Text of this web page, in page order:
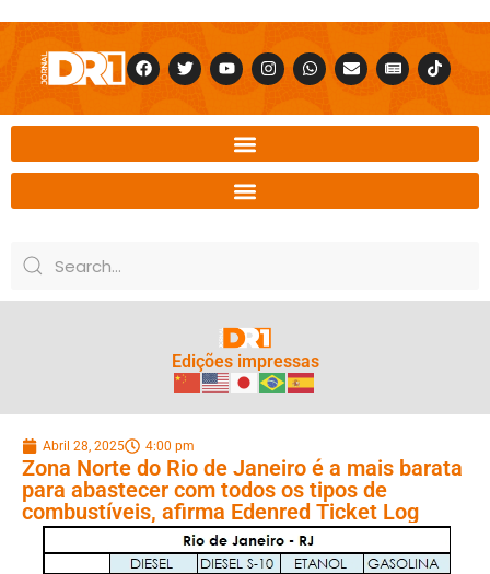
Edições impressas
Abril 28, 2025 4:00 pm
Zona Norte do Rio de Janeiro é a mais barata
para abastecer com todos os tipos de
combustíveis, afirma Edenred Ticket Log​